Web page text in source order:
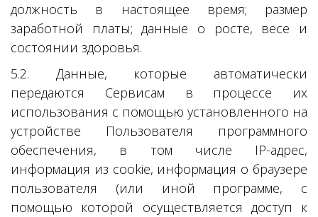
должность в настоящее время; размер
заработной платы; данные о росте, весе и
состоянии здоровья.
5.2. Данные, которые автоматически
передаются Сервисам в процессе их
использования с помощью установленного на
устройстве Пользователя программного
обеспечения, в том числе IP-адрес,
информация из cookie, информация о браузере
пользователя (или иной программе, с
помощью которой осуществляется доступ к